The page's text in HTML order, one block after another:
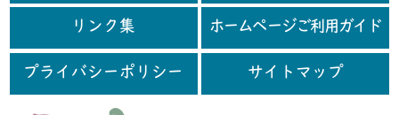
リンク集 ホームページご利用ガイド
プライバシーポリシー サイトマップ